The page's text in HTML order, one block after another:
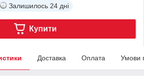
Залишилось 24 дні
Купити
Доставка Оплата Умови